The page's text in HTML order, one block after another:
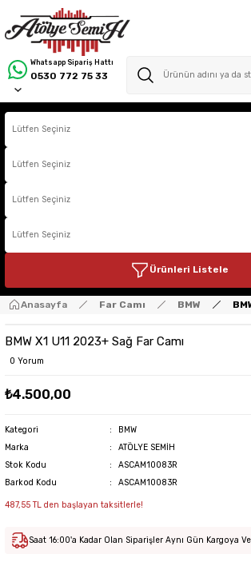
Whatsapp Sipariş Hattı
0530 772 75 33
Ürünleri Listele
Anasayfa Far Camı BMW
BMW X1 U11 2023+ Sağ Far Camı
0 Yorum
₺4.500,00
Kategori
BMW
Marka
ATÖLYE SEMİH
Stok Kodu
ASCAM10083R
Barkod Kodu
ASCAM10083R
487,55 TL den başlayan taksitlerle!
Saat 16:00'a Kadar Olan Siparişler Aynı Gün Kargoya